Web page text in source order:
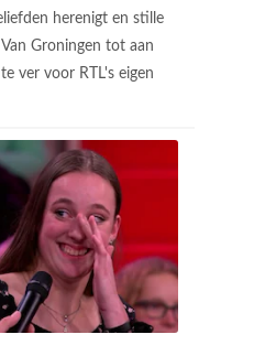
herenigt en stille
Groningen tot aan
ver voor RTL's eigen